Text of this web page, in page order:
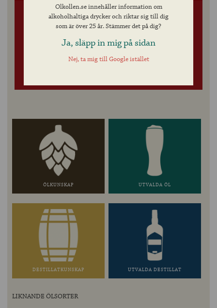
FÅ ÖLKOLL MED VÅRT
NYHETSBREV
ÖLKUNSKAP UTVALDA ÖL
DESTILLATKUNSKAP UTVALDA DESTILLAT
LIKNANDE ÖLSORTER
Olkollen.se innehåller information om
alkoholhaltiga drycker och riktar sig till dig
som är över 25 år. Stämmer det på dig?
Ja, släpp in mig på sidan
Nej, ta mig till Google istället